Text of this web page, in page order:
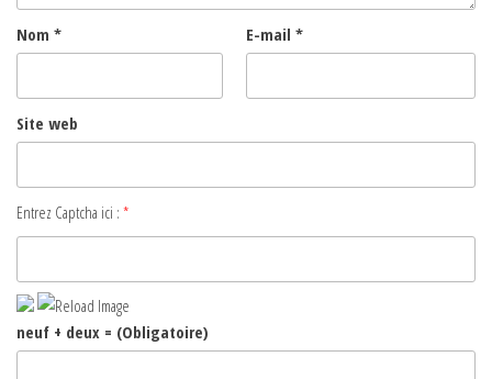
Nom * E-mail *
Site web
Entrez Captcha ici : *
neuf + deux = (Obligatoire)